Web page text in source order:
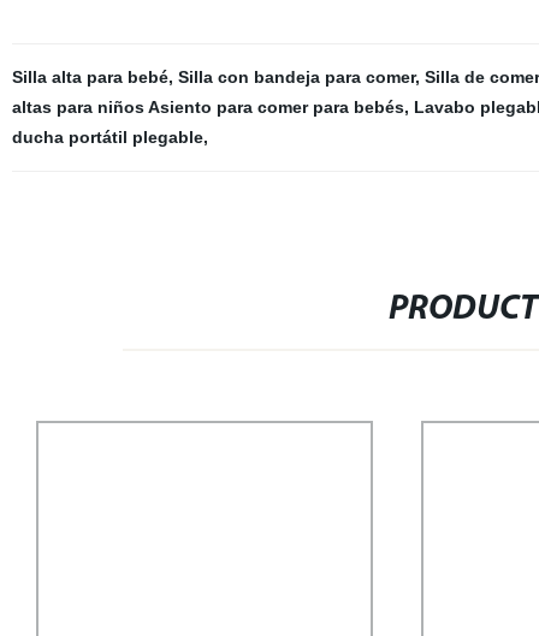
Silla alta para bebé, Silla con bandeja para comer, Silla de
altas para niños Asiento para comer para bebés, Lavabo
ducha portátil plegable,